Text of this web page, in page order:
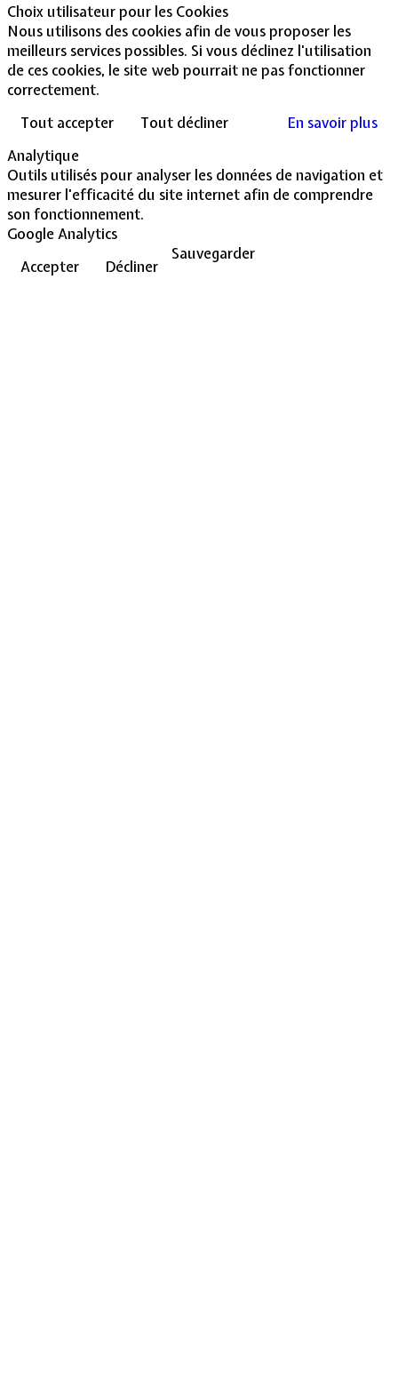
Choix utilisateur pour les Cookies
Nous utilisons des cookies afin de vous proposer les
meilleurs services possibles. Si vous déclinez l'utilisation
de ces cookies, le site web pourrait ne pas fonctionner
correctement.
Tout accepter
Tout décliner
En savoir plus
Analytique
Outils utilisés pour analyser les données de navigation et
mesurer l'efficacité du site internet afin de comprendre
son fonctionnement.
Google Analytics
Accepter
Décliner
Sauvegarder